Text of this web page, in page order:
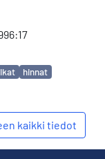
hinnat
kaikki tiedot